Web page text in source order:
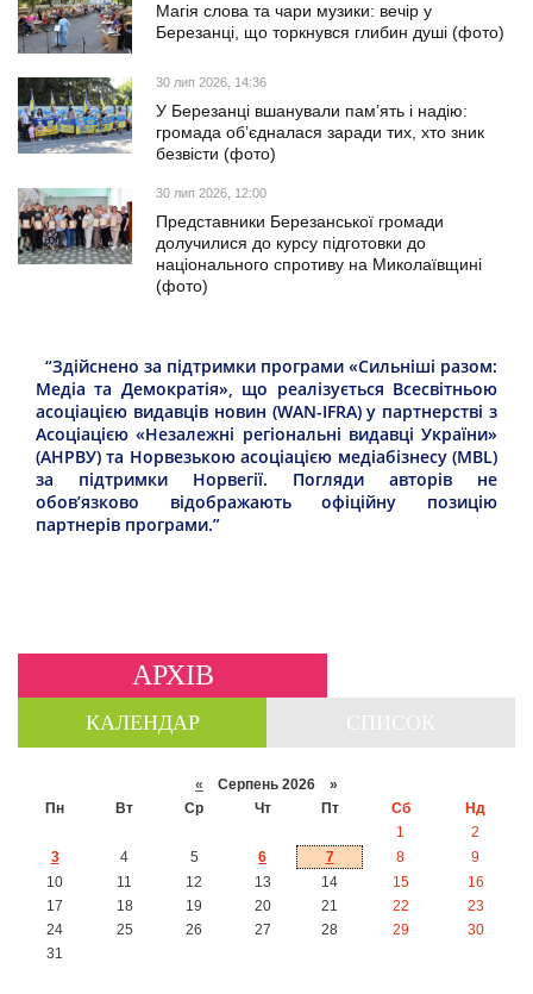
Магія слова та чари музики: вечір у
Березанці, що торкнувся глибин душі (фото)
30 лип 2026, 14:36
У Березанці вшанували пам’ять і надію:
громада об’єдналася заради тих, хто зник
безвісти (фото)
30 лип 2026, 12:00
Представники Березанської громади
долучилися до курсу підготовки до
національного спротиву на Миколаївщині
(фото)
“Здійснено за підтримки програми «Сильніші разом:
Медіа та Демократія», що реалізується Всесвітньою
асоціацією видавців новин (WAN-IFRA) у партнерстві з
Асоціацією «Незалежні регіональні видавці України»
(АНРВУ) та Норвезькою асоціацією медіабізнесу (MBL)
за підтримки Норвегії. Погляди авторів не
обов’язково відображають офіційну позицію
партнерів програми.”
АРХІВ
КАЛЕНДАР
« Серпень 2026 »
Пн
Вт Ср Чт Пт Сб
Нд
1
2
3
4 5 6 7 8
9
10
11 12 13 14 15
16
17
18 19 20 21 22
23
24
25 26 27 28 29
30
31